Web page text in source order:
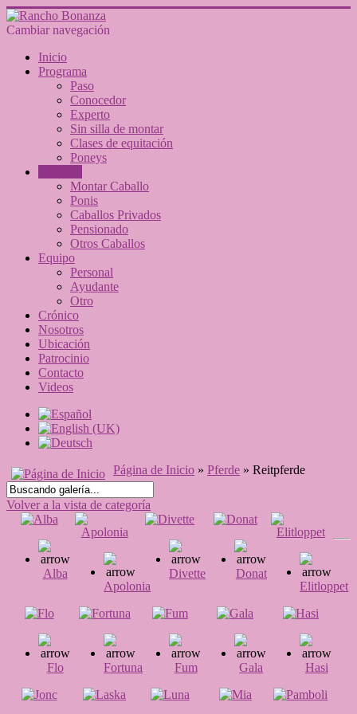
Cambiar navegación
Inicio
Programa
Paso
Conocedor
Experto
Sin silla de montar
Clases de equitación
Poneys
Montar Caballo
Ponis
Caballos Privados
Pensionado
Otros Caballos
Equipo
Personal
Ayudante
Otro
Crónico
Nosotros
Ubicación
Patrocinio
Contacto
Videos
Página de Inicio » Pferde » Reitpferde
Volver a la vista de categoría
Alba
Apolonia
Divette
Donat
Elitloppet
Flo Fortuna Fum Gala Hasi